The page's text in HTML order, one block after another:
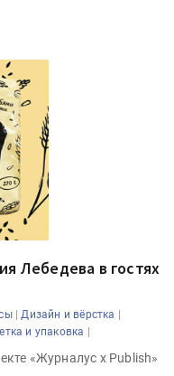
Лебедева в гостях
| Дизайн и вёрстка |
и упаковка |
«Журналус x Publish»